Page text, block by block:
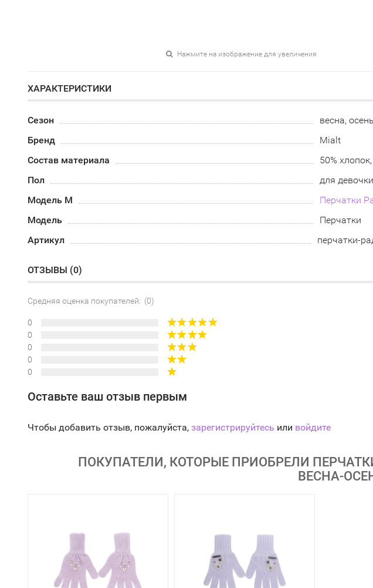
Нажмите на изображение для увеличения
ХАРАКТЕРИСТИКИ
Сезон
весна, осень
Бренд
Mialt
Состав материала
50%
Пол
для девочки
Модель М
Перчатки
Модель
Перчатки
Артикул
перчатки-
ОТЗЫВЫ (0)
Средняя оценка покупателей: (0)
0
0
0
0
0
Оставьте ваш отзыв первым
Чтобы добавить отзыв, пожалуйста, зарегистрируйтесь или войдите
ПОКУПАТЕЛИ, КОТОРЫЕ ПРИОБРЕЛИ
ВЕСНА-